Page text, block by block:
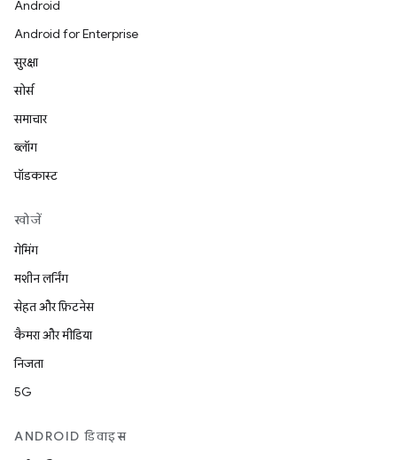
Android
Android for Enterprise
सुरक्षा
सोर्स
समाचार
ब्लॉग
पॉडकास्ट
खोजें
गेमिंग
मशीन लर्निंग
सेहत और फ़िटनेस
कैमरा और मीडिया
निजता
5G
ANDROID डिवाइस